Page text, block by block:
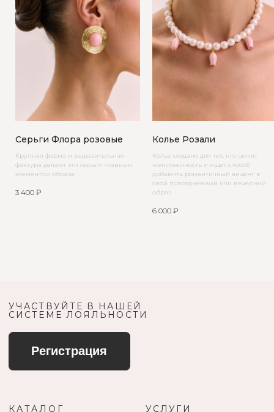
Серьги Флора розовые
Крупная форма и выразительная
фактура делают эти серьги главным
элементом образа
3 400 ₽
Колье Розали
Колье создано для тех, кто ценит
женственность и ищет способ
добавить романтичный акцент в
свой повседневный или вечерний
образ
6 000 ₽